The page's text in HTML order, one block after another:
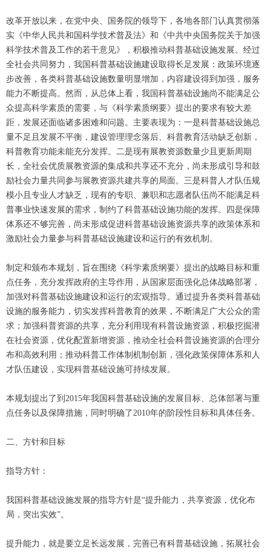
改革开放以来，在党中央、国务院的领导下，各地各部门认真贯彻落
实《中华人民共和国科学技术普及法》和《中共中央国务院关于加强
科学技术普及工作的若干意见》，积极推动科普基础设施发展。经过
全社会共同努力，我国科普基础设施建设取得长足发展：政策环境逐
步改善，各类科普基础设施数量明显增加，内容建设得到加强，服务
能力不断提高。然而，从总体上看，我国科普基础设施尚不能满足公
众提高科学素质的需要，与《科学素质纲要》提出的要求有较大差
距，发展还面临诸多困难和问题。主要表现为：一是科普基础设施总
量不足且发展不平衡，建设管理理念落后、科普教育活动缺乏创新，
科普教育功能未能充分发挥。二是现有展教资源数量少且更新周期
长，全社会优质展教资源的集成和共享还不充分，尚未形成引导和鼓
励社会力量共同参与展教资源共建共享的局面。三是科普人才队伍规
模小且专业人才缺乏，现有的专职、兼职和志愿者队伍尚不能满足科
普事业快速发展的需求，制约了科普基础设施功能的发挥。四是保障
体系还不够完善，尚未形成促进科普基础设施资源共享的政策体系和
激励社会力量参与科普基础设施建设和运行的有效机制。
制定和颁布本规划，旨在围绕《科学素质纲要》提出的战略目标和重
点任务，充分发挥政府的主导作用，从国家层面强化总体战略部署，
加强对科普基础设施建设和运行的宏观指导。通过提升各类科普基础
设施的服务能力，切实发挥科普教育的效果，不断满足广大公众的需
求；加强科普资源的共享，充分利用现有科普设施资源，积极挖掘潜
在社会资源，优化配置新增资源，推动全社会科普设施资源的合理分
布和高效利用；推动科普工作体制机制创新，强化政策保障体系和人
才队伍建设，实现科普基础设施可持续发展。
本规划提出了到2015年我国科普基础设施的发展目标、总体部署与重
点任务以及保障措施，同时明确了2010年的阶段性目标和具体任务。
二、方针和目标
指导方针：
我国科普基础设施发展的指导方针是“提升能力，共享资源，优化布
局，突出实效”。
提升能力，就是要立足长远发展，完善已有科普基础设施，拓展社会